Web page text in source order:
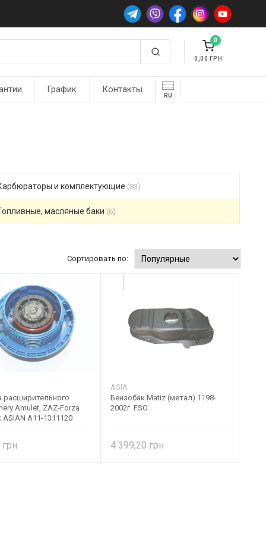
0
0,00
График Контакты
RU
и комплектующие (83)
масляные баки (6)
Сортировать по:
Amulet, ZAZ-Forza
ASIAN A11-1311120
ASIA
Бензобак Matiz (метал) 1198-
2002г. FSO
4 399,20